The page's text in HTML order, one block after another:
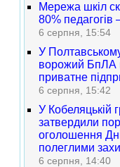
Мережа шкіл
80% педагогів
6 серпня, 15:54
У
ворожий БпЛА
приватне
6 серпня, 15:42
У Кобеляцькій
затвердили
оголошення
полеглими
6 серпня, 14:40